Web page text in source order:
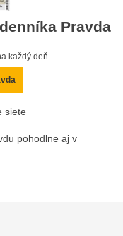
Pravda
každý deň
siete
pohodlne aj v